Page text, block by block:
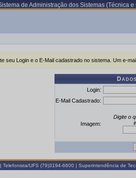
de Administração dos Sistemas (Técnica e
seu Login e o E-Mail cadastrado no sistema. Um e-
Login:
E-Mail Cadastrado:
Imagem:
Digite o
Telefonista/UFS (79)3194-6600 | Superintendência de